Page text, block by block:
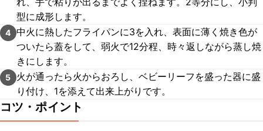
型に成形します。
4 中火に熱したフライパンに3を入れ、表面に薄く焼き色が
ついたら蓋をして、弱火で12分程、時々返しながら蒸し焼
きにします。
5
火が通ったら火からおろし、ベビーリーフを盛った器に盛
り付け、1を添えて出来上がりです。
コツ・ポイント